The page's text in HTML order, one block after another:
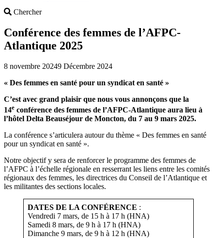
ChercherSearch
Conférence des femmes de l’AFPC-
Atlantique 2025
8 novembre 20249 Décembre 2024
« Des femmes en santé pour un syndicat en santé »
C’est avec grand plaisir que nous vous annonçons que la
14e conférence des femmes de l’AFPC-Atlantique aura lieu à
l’hôtel Delta Beauséjour de Moncton, du 7 au 9 mars 2025.
La conférence s’articulera autour du thème « Des femmes en santé
pour un syndicat en santé ».
Notre objectif y sera de renforcer le programme des femmes de
l’AFPC à l’échelle régionale en resserrant les liens entre les comités
régionaux des femmes, les directrices du Conseil de l’Atlantique et
les militantes des sections locales.
DATES DE LA CONFÉRENCE :
Vendredi 7 mars, de 15 h à 17 h (HNA)
Samedi 8 mars, de 9 h à 17 h (HNA)
Dimanche 9 mars, de 9 h à 12 h (HNA)